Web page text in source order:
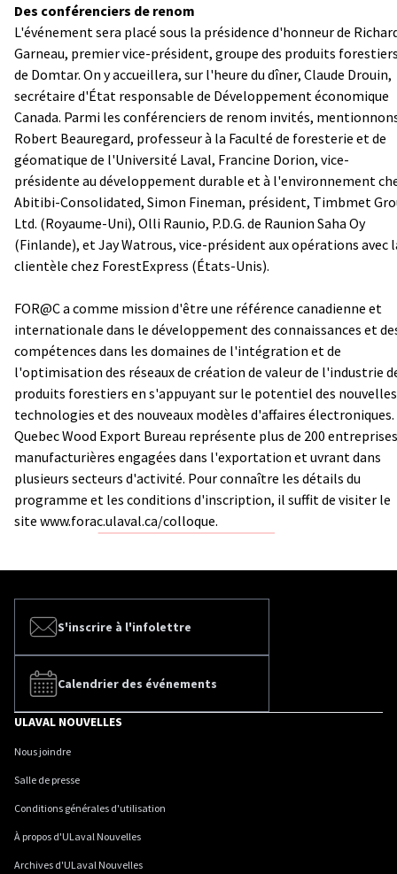
Des conférenciers de renom
L'événement sera placé sous la présidence d'honneur de
Garneau, premier vice-président, groupe des produits
de Domtar. On y accueillera, sur l'heure du dîner, Claude Drouin,
secrétaire d'État responsable de Développement économique
Canada. Parmi les conférenciers de renom invités,
Robert Beauregard, professeur à la Faculté de foresterie et de
géomatique de l'Université Laval, Francine Dorion, vice-
présidente au développement durable et à l'environnement
Abitibi-Consolidated, Simon Fineman, président, Timbmet
Ltd. (Royaume-Uni), Olli Raunio, P.D.G. de Raunion Saha Oy
(Finlande), et Jay Watrous, vice-président aux opérations avec
clientèle chez ForestExpress (États-Unis).
FOR@C a comme mission d'être une référence canadienne et
internationale dans le développement des connaissances et
compétences dans les domaines de l'intégration et de
l'optimisation des réseaux de création de valeur de l'industrie
produits forestiers en s'appuyant sur le potentiel des nouvelles
technologies et des nouveaux modèles d'affaires électroniques.
Quebec Wood Export Bureau représente plus de 200 entreprises
manufacturières engagées dans l'exportation et uvrant dans
plusieurs secteurs d'activité. Pour connaître les détails du
programme et les conditions d'inscription, il suffit de visiter le
site www.forac.ulaval.ca/colloque.
S'inscrire à l'infolettre
Calendrier des événements
ULAVAL NOUVELLES
Nous joindre
Salle de presse
Conditions générales d'utilisation
À propos d'ULaval Nouvelles
Archives d'ULaval Nouvelles